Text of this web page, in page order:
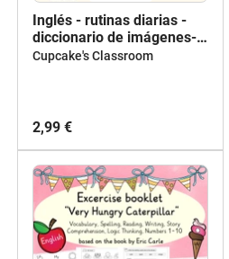
Inglés - rutinas diarias -
diccionario de imágenes-
picture dictionary - daily
Cupcake's Classroom
2,99 €